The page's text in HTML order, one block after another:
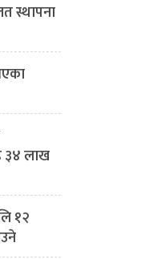
स्थापना
३४ लाख
१२